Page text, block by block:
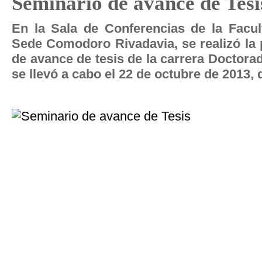
En la Sala de Conferencias de la
Sede Comodoro Rivadavia, se realizó
de avance de tesis de la carrera
se llevó a cabo el 22 de octubre de 2013,